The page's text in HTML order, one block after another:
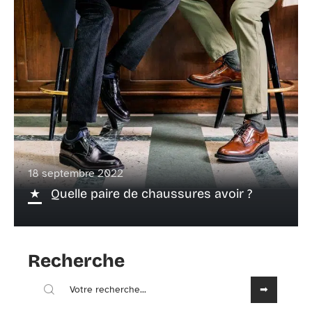
18 septembre 2022
Quelle paire de chaussures avoir ?
Recherche